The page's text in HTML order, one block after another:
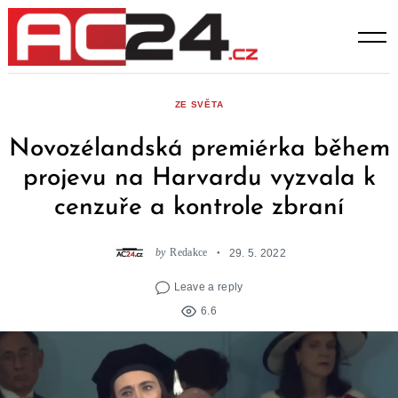
Skip
content
ZE SVĚTA
Novozélandská premiérka během
projevu na Harvardu vyzvala k
cenzuře a kontrole zbraní
by Redakce 29. 5. 2022
Leave a reply
6.6